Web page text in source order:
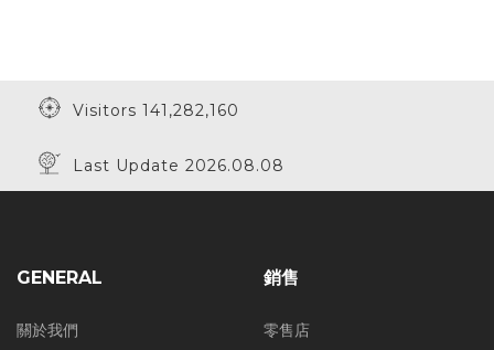
Visitors 141,282,160
Last Update 2026.08.08
GENERAL
關於我們
銷售
零售店